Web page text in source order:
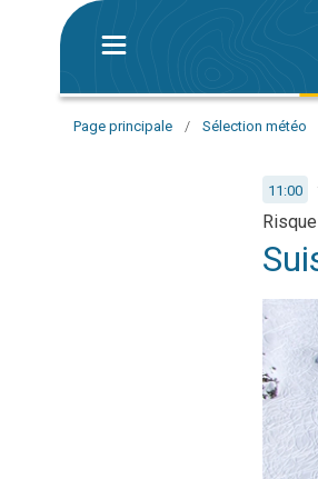
Page principale / Sélection météo
11:00